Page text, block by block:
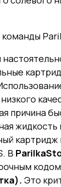
причина
В
Это